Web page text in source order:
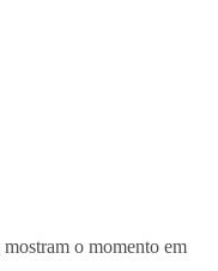
mostram o momento em